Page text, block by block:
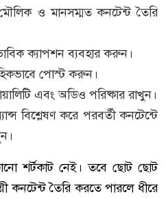
ও মানসম্মত কনটেন্ট তৈরি
ক্যাপশন ব্যবহার করুন।
পোস্ট করুন।
এবং অডিও পরিষ্কার রাখুন।
বিশ্লেষণ করে পরবর্তী কনটেন্টে
শর্টকাট নেই। তবে ছোট ছোট
কনটেন্ট তৈরি করতে পারলে ধীরে